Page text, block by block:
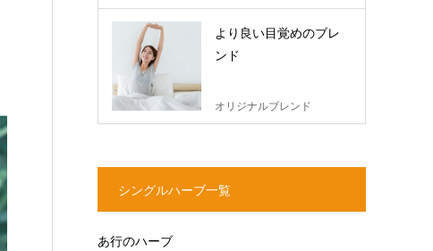
より良い目覚めのブレ
ンド
オリジナルブレンド
シングルハーブ一覧
あ行のハーブ